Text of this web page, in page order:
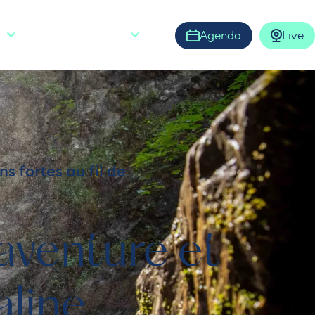
Ouvrir la barre de
Agenda Live
fortes au fil de
et